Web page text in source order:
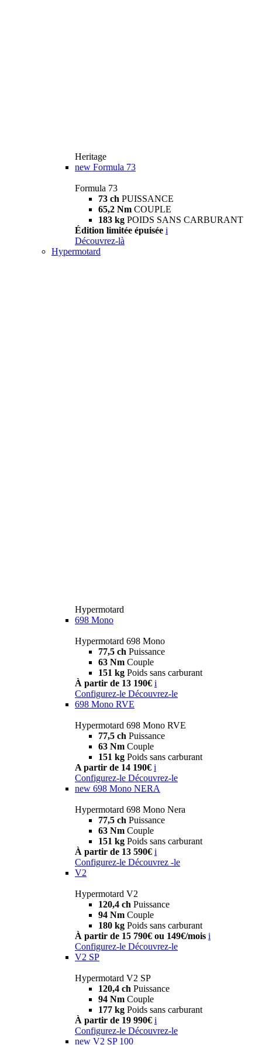
Heritage
new Formula 73
Formula 73
73 ch PUISSANCE
65,2 Nm COUPLE
183 kg POIDS SANS CARBURANT
Édition limitée épuisée i
Découvrez-là
Hypermotard
Hypermotard
698 Mono
Hypermotard 698 Mono
77,5 ch Puissance
63 Nm Couple
151 kg Poids sans carburant
À partir de 13 190€ i
Configurez-le Découvrez-le
698 Mono RVE
Hypermotard 698 Mono RVE
77,5 ch Puissance
63 Nm Couple
151 kg Poids sans carburant
A partir de 14 190€ i
Configurez-le Découvrez-le
new 698 Mono NERA
Hypermotard 698 Mono Nera
77,5 ch Puissance
63 Nm Couple
151 kg Poids sans carburant
À partir de 13 590€ i
Configurez-le Découvrez -le
V2
Hypermotard V2
120,4 ch Puissance
94 Nm Couple
180 kg Poids sans carburant
À partir de 15 790€ ou 149€/mois i
Configurez-le Découvrez-le
V2 SP
Hypermotard V2 SP
120,4 ch Puissance
94 Nm Couple
177 kg Poids sans carburant
À partir de 19 990€ i
Configurez-le Découvrez-le
new V2 SP 100